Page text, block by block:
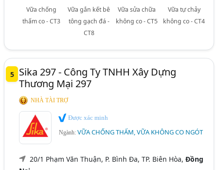
Vữa chống
thấm co - CT3
Vữa gắn kết bê
tông gạch đá -
CT8
Vữa sửa chữa
không co - CT5
Vữa tự chảy
không co - CT4
5
Sika 297 - Công Ty TNHH Xây Dựng
Thương Mại 297
NHÀ TÀI TRỢ
Được xác minh
Ngành:VỮA CHỐNG THẤM, VỮA KHÔNG CO NGÓT
20/1 Phạm Văn Thuận, P. Bình Đa, TP. Biên Hòa,Đồng